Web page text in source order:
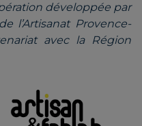
développée par
l’Artisanat Provence-
avec la Région